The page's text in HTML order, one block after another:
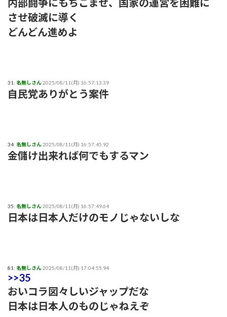
内部闘争にもちこませ、国家の運営を困難に
させ破滅に導く
どんどん進めよ
31: 名無しさん2025/08/11(月) 16:57:13.39
自民党ありがとう案件
34: 名無しさん2025/08/11(月) 16:57:45.92
金儲け出来れば何でもするマン
35: 名無しさん2025/08/11(月) 16:57:49.64
日本は日本人だけのモノじゃないしな
81: 名無しさん2025/08/11(月) 17:04:55.94
>>35
おいコラ図々しいジャップだな
日本は日本人のものじゃねえぞ